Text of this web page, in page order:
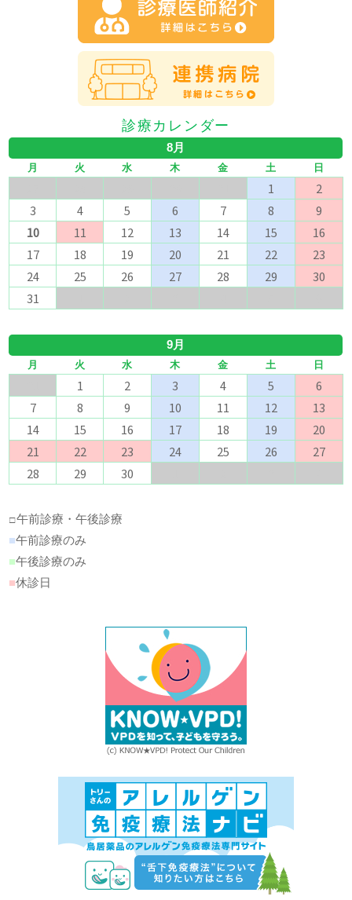
診療カレンダー
8月
月 火 水 木 金 土 日
1
2
3
4 5 6 7 8
9
10
11 12 13 14 15
16
17
18 19 20 21 22
23
24
25 26 27 28 29
30
31
9月
月 火 水 木 金 土 日
1 2 3 4 5
6
7
8 9 10 11 12
13
14
15 16 17 18 19
20
21
22 23 24 25 26
27
28
29 30
□午前診療・午後診療
■午前診療のみ
■午後診療のみ
■休診日